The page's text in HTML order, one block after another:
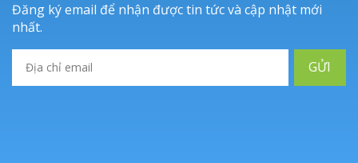
Đăng ký email để nhận được tin tức và cập nhật mới
nhất.
GỬI